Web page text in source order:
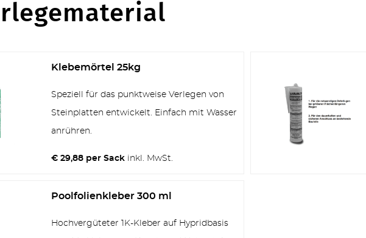
Klebemörtel 25kg
Speziell für das punktweise Verlegen von
Steinplatten entwickelt. Einfach mit Wasser
anrühren.
€ 29,88 per Sackinkl. MwSt.
Poolfolienkleber 300 ml
Hochvergüteter 1K-Kleber auf Hypridbasis